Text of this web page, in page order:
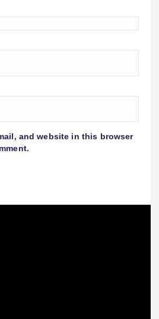
and website in this browser